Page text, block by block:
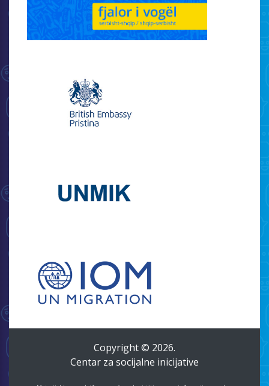
Copyright © 2026.
Centar za socijalne inicijative